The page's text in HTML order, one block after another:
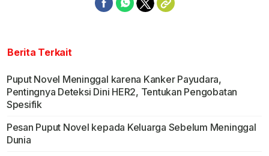
Berita Terkait
Puput Novel Meninggal karena Kanker Payudara,
Pentingnya Deteksi Dini HER2, Tentukan Pengobatan
Spesifik
Pesan Puput Novel kepada Keluarga Sebelum Meninggal
Dunia